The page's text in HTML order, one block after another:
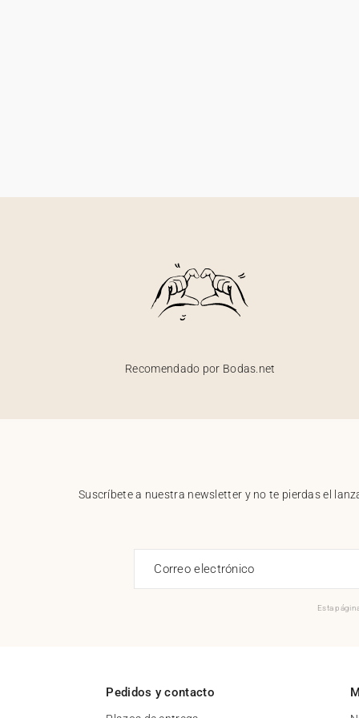
Recomendado por Bodas.net
Suscríbete a nuestra newsletter y no te pierdas el
Correo electrónico
Esta
Pedidos y contacto